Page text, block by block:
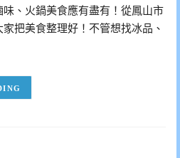
味、火鍋美食應有盡有！從鳳山市
把美食整理好！不管想找冰品、